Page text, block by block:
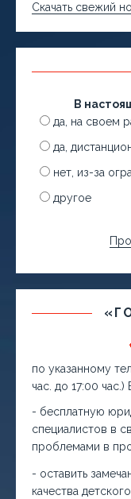
Скачать свежий
В
да, на своем
да,
нет, из-за
другое
по указанному
час. до 17:00
- бесплатную
специалистов в
проблемами в
- оставить
качества